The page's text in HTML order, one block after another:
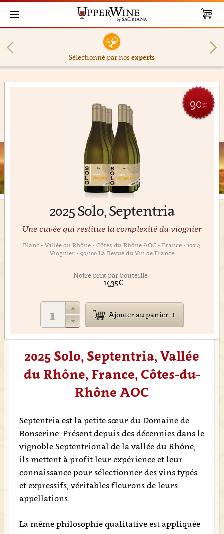
Sélectionné par nosexperts
2025 Solo, Septentria
90pt
Une cuvée qui restitue la complexité du viognier
Blanc • Vallée du Rhône • Côtes-du-Rhône AOC • France • 100%
Viognier • 90/100 La Revue du Vin de France
Notre prix par bouteille :
14,35 €
Ajouter au panier
2025 Solo, Septentria, Vallée
du Rhône, France, Côtes-du-
Rhône AOC
Septentria est la petite sœur du Domaine de
Bonserine. Présent depuis des décennies dans le
vignoble Septentrional de la vallée du Rhône,
ils mettent à profit leur expérience et leur
connaissance pour sélectionner des vins typés
et expressifs, véritables fleurons de leurs
appellations.
La même philosophie qualitative est appliquée